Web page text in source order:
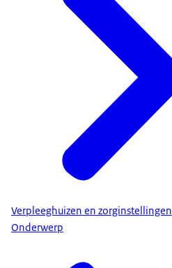
Verpleeghuizen en zorginstellingen
Onderwerp